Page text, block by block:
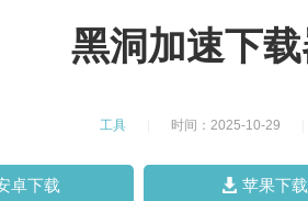
黑洞加速下
工具 时间：2025-10-29
卓下载 苹果下载